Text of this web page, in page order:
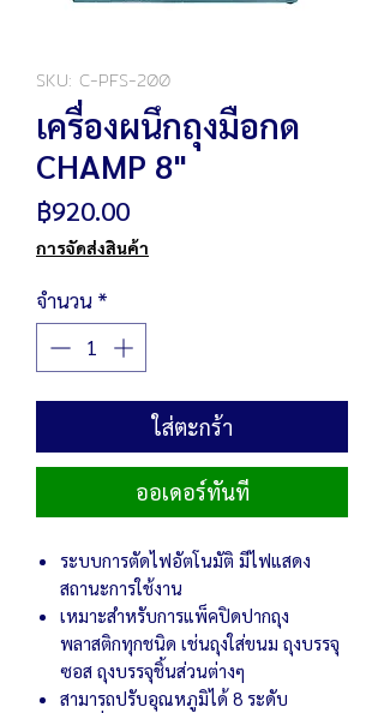
SKU: C-PFS-200
เครื่องผนึกถุงมือกด
CHAMP 8"
฿920.00ราคา
การจัดส่งสินค้า
จำนวน *
ใส่ตะกร้า
ออเดอร์ทันที
ระบบการตัดไฟอัตโนมัติ มีไฟแสดง
สถานะการใช้งาน
เหมาะสำหรับการแพ็คปิดปากถุง
พลาสติกทุกชนิด เช่นถุงใส่ขนม ถุงบรรจุ
ซอส ถุงบรรจุชิ้นส่วนต่างๆ
สามารถปรับอุณหภูมิได้ 8 ระดับ